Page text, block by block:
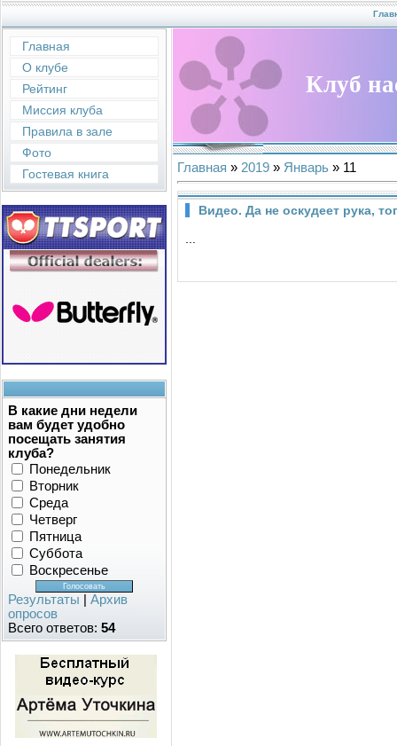
Главная
О клубе
Рейтинг
Миссия клуба
Правила в зале
Фото
Гостевая книга
В какие дни недели
вам будет удобно
посещать занятия
клуба?
Понедельник
Вторник
Среда
Четверг
Пятница
Суббота
Воскресенье
Результаты
Архив
опросов
Всего ответов: 54
Клуб
Главная » 2019 » Январь » 11
Видео. Да не оскудеет рука,